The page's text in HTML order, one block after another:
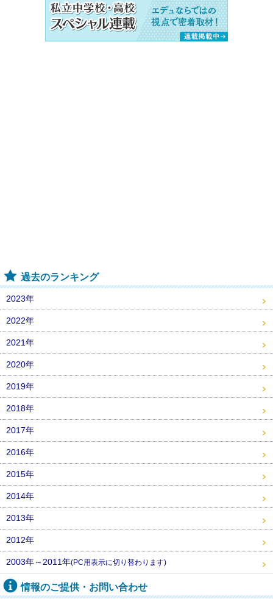
過去のランキング
2023年
2022年
2021年
2020年
2019年
2018年
2017年
2016年
2015年
2014年
2013年
2012年
2003年～2011年(PC用表示に切り替わります)
情報のご提供・お問い合わせ